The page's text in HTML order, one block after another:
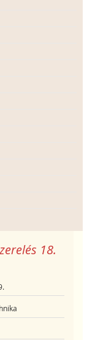
18.